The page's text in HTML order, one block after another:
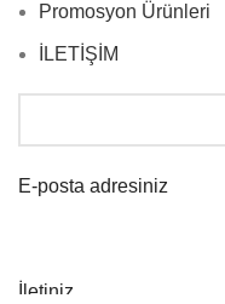
Promosyon Ürünleri
İLETİŞİM
E-posta adresiniz
İletiniz